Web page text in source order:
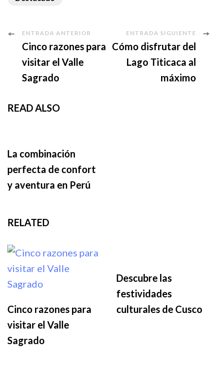
Navegación
de
entradas
ENTRADA ANTERIOR
Cinco razones para
visitar el Valle
Sagrado
ENTRADA SIGUIENTE
Cómo disfrutar del
Lago Titicaca al
máximo
READ ALSO
La combinación
perfecta de confort
y aventura en Perú
RELATED
Cinco razones para
visitar el Valle
Sagrado
Descubre las
festividades
culturales de Cusco